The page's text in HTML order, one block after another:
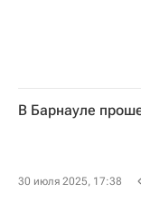
В Барнауле
30 июля 2025, 17:38